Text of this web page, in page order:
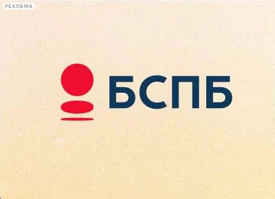
РЕКЛАМА
Сегодня:
2026.08.07
23:13
Афиша Plus